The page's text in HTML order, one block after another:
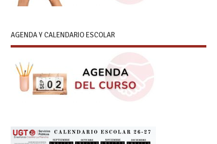
AGENDA Y CALENDARIO ESCOLAR